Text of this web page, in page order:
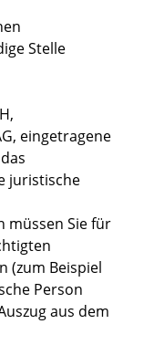
Stelle
eingetragene
juristische
müssen Sie für
(zum Beispiel
Person
aus dem